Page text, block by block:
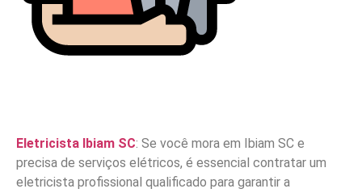
Eletricista Ibiam SC: Se você mora em Ibiam SC e
precisa de serviços elétricos, é essencial contratar um
eletricista profissional qualificado para garantir a